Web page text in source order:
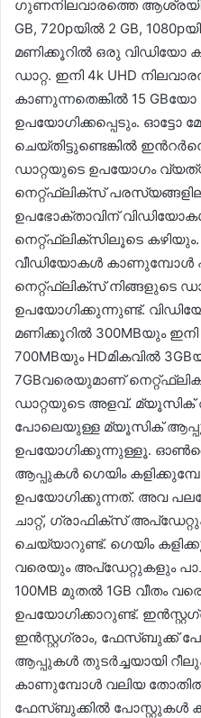
ഗുണനിലവാരത്തെ
GB, 720pയിൽ 2 GB,
മണിക്കൂറിൽ ഒരു
ഡാറ്റ. ഇനി 4k UHD
കാണുന്നതെങ്കിൽ 15
ഉപയോഗിക്കപ്പെടും.
ചെയ്തിട്ടുണ്ടെങ്കിൽ
ഡാറ്റയുടെ ഉപയോഗം
നെറ്റ്ഫ്ലിക്സ്
ഉപഭോക്താവിന്
നെറ്റ്ഫ്ലിക്സിലൂടെ
വീഡിയോകൾ കാണുമ്പോൾ
നെറ്റ്ഫ്ലിക്സ് നിങ്ങളുടെ
ഉപയോഗിക്കുന്നുണ്ട്.
മണിക്കൂറിൽ 300MBയും ഇനി
700MBയും HDമികവിൽ
7GBവരെയുമാണ്
ഡാറ്റയുടെ അളവ്.
പോലെയുള്ള മ്യൂസിക്
ഉപയോഗിക്കുന്നുള്ളൂ.
ആപ്പുകൾ ഗെയിം
ഉപയോഗിക്കുന്നത്. അവ
ചാറ്റ്, ഗ്രാഫിക്സ്
ചെയ്യാറുണ്ട്. ഗെയിം
വരെയും അപ്‌ഡേറ്റുകളും
100MB മുതൽ 1GB വീതം
ഉപയോഗിക്കാറുണ്ട്.
ഇൻസ്റ്റഗ്രാം, ഫേസ്ബുക്ക്
ആപ്പുകൾ തുടർച്ചയായി
കാണുമ്പോൾ വലിയ
ഫേസ്ബുക്കിൽ പോസ്റ്റുകൾ